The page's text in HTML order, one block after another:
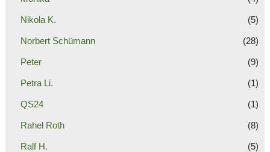
Nikola K. (5)
Norbert Schümann (28)
Peter (9)
Petra Li. (1)
QS24 (1)
Rahel Roth (8)
Ralf H. (5)